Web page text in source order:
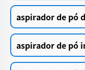
aspirador de pó
aspirador de pó